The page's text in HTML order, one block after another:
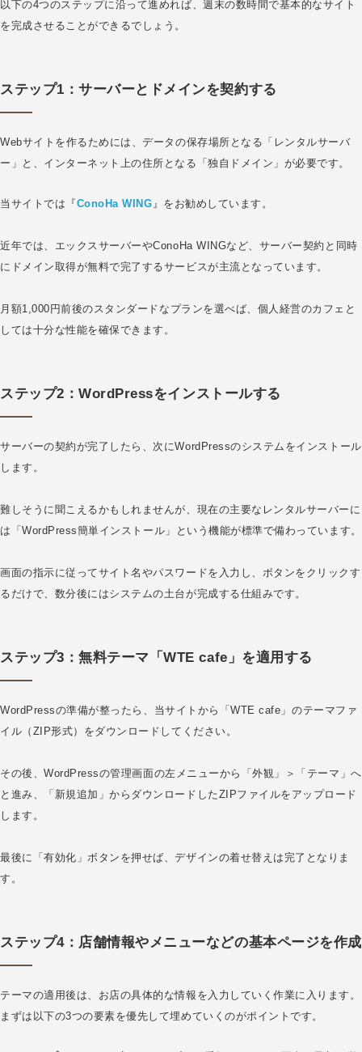
以下の4つのステップに沿って進めれば、週末の数時間で基本的なサイト
を完成させることができるでしょう。
ステップ1：サーバーとドメインを契約する
Webサイトを作るためには、データの保存場所となる「レンタルサーバ
ー」と、インターネット上の住所となる「独自ドメイン」が必要です。
当サイトでは『ConoHa WING』をお勧めしています。
近年では、エックスサーバーやConoHa WINGなど、サーバー契約と同時
にドメイン取得が無料で完了するサービスが主流となっています。
月額1,000円前後のスタンダードなプランを選べば、個人経営のカフェと
しては十分な性能を確保できます。
ステップ2：WordPressをインストールする
サーバーの契約が完了したら、次にWordPressのシステムをインストール
します。
難しそうに聞こえるかもしれませんが、現在の主要なレンタルサーバーに
は「WordPress簡単インストール」という機能が標準で備わっています。
画面の指示に従ってサイト名やパスワードを入力し、ボタンをクリックす
るだけで、数分後にはシステムの土台が完成する仕組みです。
ステップ3：無料テーマ「WTE cafe」を適用する
WordPressの準備が整ったら、当サイトから「WTE cafe」のテーマファ
イル（ZIP形式）をダウンロードしてください。
その後、WordPressの管理画面の左メニューから「外観」＞「テーマ」へ
と進み、「新規追加」からダウンロードしたZIPファイルをアップロード
します。
最後に「有効化」ボタンを押せば、デザインの着せ替えは完了となりま
す。
ステップ4：店舗情報やメニューなどの基本ページを作成
テーマの適用後は、お店の具体的な情報を入力していく作業に入ります。
まずは以下の3つの要素を優先して埋めていくのがポイントです。